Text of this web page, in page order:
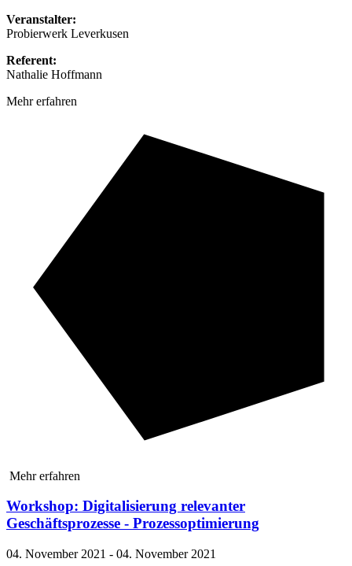
Veranstalter:
Probierwerk Leverkusen
Referent:
Nathalie Hoffmann
Mehr erfahren
Mehr erfahren
Workshop: Digitalisierung relevanter
Geschäftsprozesse - Prozessoptimierung
04. November 2021 - 04. November 2021